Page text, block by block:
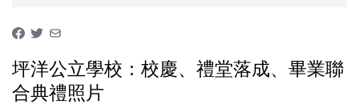
坪洋公立學校：校慶、禮堂落成、畢業聯
合典禮照片